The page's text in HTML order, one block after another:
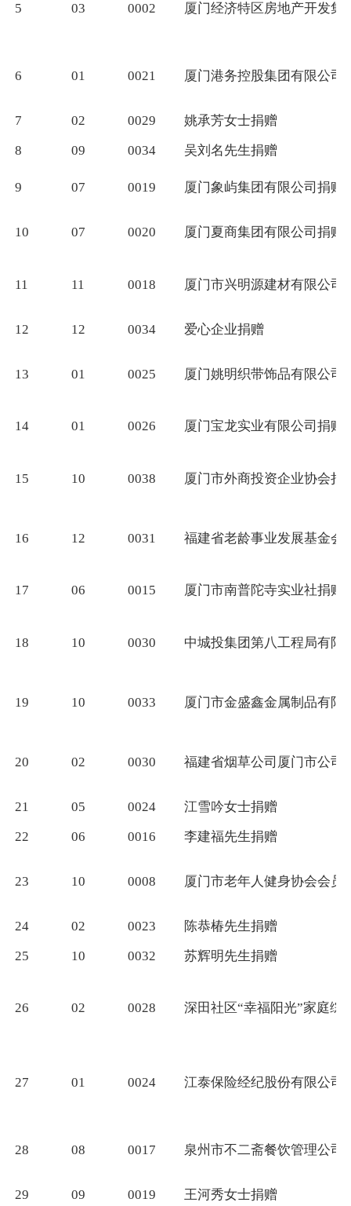
5 03 0002 厦门经济特区房地产开发集
6 01 0021 厦门港务控股集团有限公司
7 02 0029
姚承芳女士捐赠
8
09 0034 吴刘名先生捐赠
9 07 0019 厦门象屿集团有限公司捐赠
10 07 0020 厦门夏商集团有限公司捐赠
11 11 0018 厦门市兴明源建材有限公司
12 12 0034 爱心企业捐赠
13 01 0025 厦门姚明织带饰品有限公司
14 01 0026 厦门宝龙实业有限公司捐赠
15 10 0038 厦门市外商投资企业协会捐
16 12 0031 福建省老龄事业发展基金会
17 06 0015 厦门市南普陀寺实业社捐赠
18 10 0030 中城投集团第八工程局有限
19 10 0033 厦门市金盛鑫金属制品有限
20 02 0030 福建省烟草公司厦门市公司
21 05 0024
江雪吟女士捐赠
22
06 0016 李建福先生捐赠
23 10 0008 厦门市老年人健身协会会员
24 02 0023
陈恭椿先生捐赠
25
10 0032 苏辉明先生捐赠
26 02 0028 深田社区“幸福阳光”家庭综
27 01 0024 江泰保险经纪股份有限公司
28 08 0017 泉州市不二斋餐饮管理公司
29 09 0019 王河秀女士捐赠